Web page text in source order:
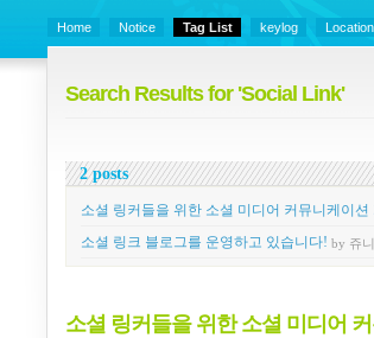
Home Notice Tag List keylog
Search Results for 'Social Link'
2 posts
소셜 링커들을 위한 소셜 미디어 커뮤니케이션
소셜 링크 블로그를 운영하고 있습니다! by 쥬
소셜 링커들을 위한 소셜 미디어